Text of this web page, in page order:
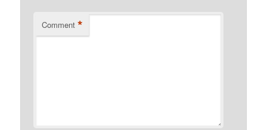
Comment *